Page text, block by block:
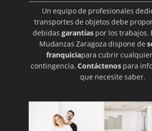
Un equipo de profesionales
transportes de objetos debe
debidas garantíaspor los trabajos.
Mudanzas Zaragoza dispone de
franquiciapara cubrir
contingencia. Contáctenospara
que necesite saber.